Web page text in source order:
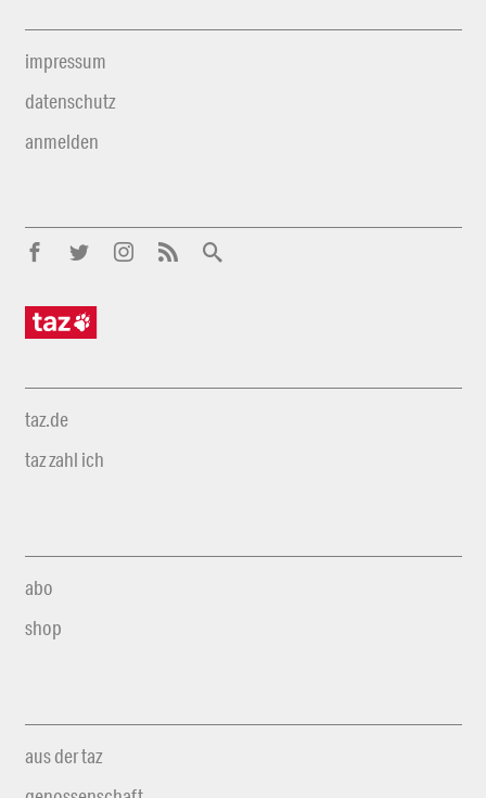
impressum
datenschutz
anmelden
taz.de
taz zahl ich
abo
shop
aus der taz